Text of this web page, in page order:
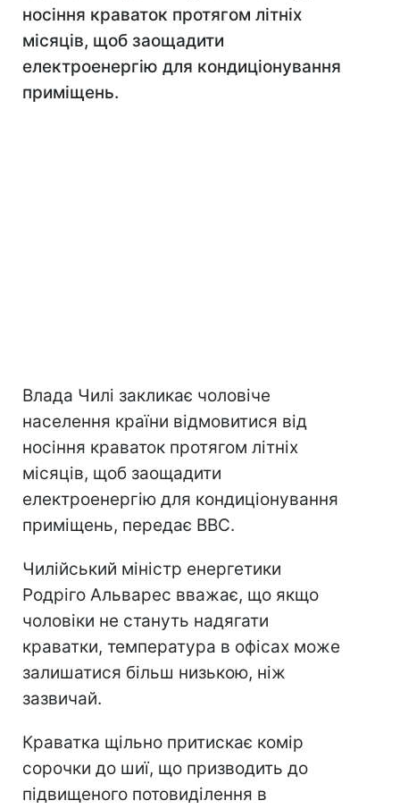
носіння краваток протягом літніх
місяців, щоб заощадити
електроенергію для кондиціонування
приміщень.
Влада Чилі закликає чоловіче
населення країни відмовитися від
носіння краваток протягом літніх
місяців, щоб заощадити
електроенергію для кондиціонування
приміщень, передає ВВС.
Чилійський міністр енергетики
Родріго Альварес вважає, що якщо
чоловіки не стануть надягати
краватки, температура в офісах може
залишатися більш низькою, ніж
зазвичай.
Краватка щільно притискає комір
сорочки до шиї, що призводить до
підвищеного потовиділення в